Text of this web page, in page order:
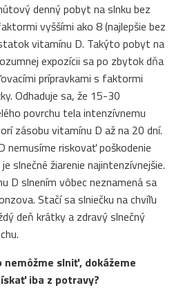
denný pobyt na slnku bez
vyššími ako 8 (najlepšie bez
vitamínu D. Takýto pobyt na
expozícii sa po zbytok dňa
prípravkami s faktormi
Odhaduje sa, že 15-30
povrchu tela intenzívnemu
zásobu vitamínu D až na 20 dní.
nemusíme riskovať poškodenie
slnečné žiarenie najintenzívnejšie.
D slnením vôbec neznamená sa
Stačí sa slniečku na chvíľu
deň krátky a zdravý slnečný
nemôžme slniť, dokážeme
iba z potravy?